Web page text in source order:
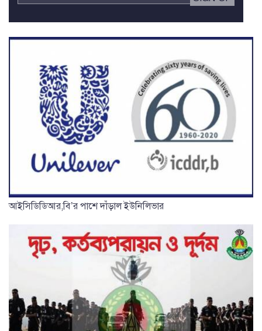
আইসিডিডিআর,বি’র পাশে দাঁড়াল ইউনিলিভার